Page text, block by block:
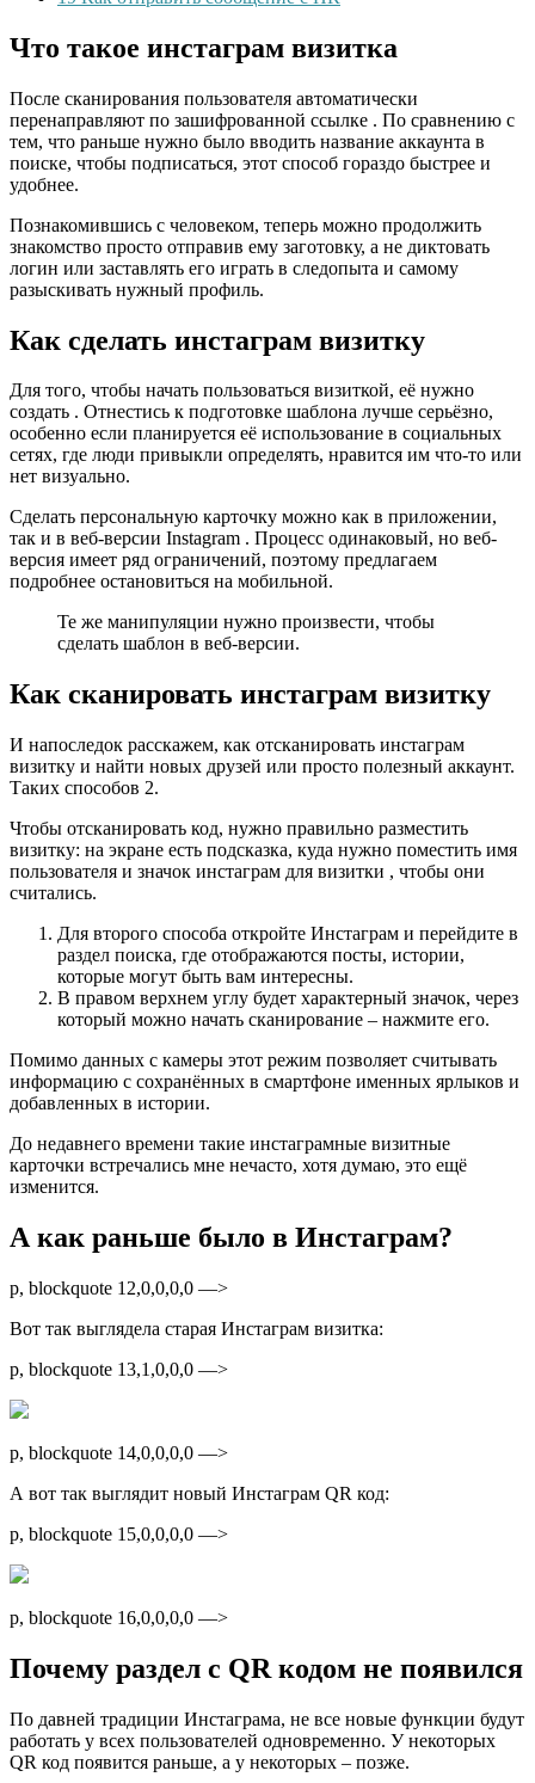
Что такое инстаграм визитка
После сканирования пользователя автоматически
перенаправляют по зашифрованной ссылке . По сравнению с
тем, что раньше нужно было вводить название аккаунта в
поиске, чтобы подписаться, этот способ гораздо быстрее и
удобнее.
Познакомившись с человеком, теперь можно продолжить
знакомство просто отправив ему заготовку, а не диктовать
логин или заставлять его играть в следопыта и самому
разыскивать нужный профиль.
Как сделать инстаграм визитку
Для того, чтобы начать пользоваться визиткой, её нужно
создать . Отнестись к подготовке шаблона лучше серьёзно,
особенно если планируется её использование в социальных
сетях, где люди привыкли определять, нравится им что-то или
нет визуально.
Сделать персональную карточку можно как в приложении,
так и в веб-версии Instagram . Процесс одинаковый, но веб-
версия имеет ряд ограничений, поэтому предлагаем
подробнее остановиться на мобильной.
Те же манипуляции нужно произвести, чтобы
сделать шаблон в веб-версии.
Как сканировать инстаграм визитку
И напоследок расскажем, как отсканировать инстаграм
визитку и найти новых друзей или просто полезный аккаунт.
Таких способов 2.
Чтобы отсканировать код, нужно правильно разместить
визитку: на экране есть подсказка, куда нужно поместить имя
пользователя и значок инстаграм для визитки , чтобы они
считались.
Для второго способа откройте Инстаграм и перейдите в
раздел поиска, где отображаются посты, истории,
которые могут быть вам интересны.
В правом верхнем углу будет характерный значок, через
который можно начать сканирование – нажмите его.
Помимо данных с камеры этот режим позволяет считывать
информацию с сохранённых в смартфоне именных ярлыков и
добавленных в истории.
До недавнего времени такие инстаграмные визитные
карточки встречались мне нечасто, хотя думаю, это ещё
изменится.
А как раньше было в Инстаграм?
p, blockquote 12,0,0,0,0 —>
Вот так выглядела старая Инстаграм визитка:
p, blockquote 13,1,0,0,0 —>
p, blockquote 14,0,0,0,0 —>
А вот так выглядит новый Инстаграм QR код:
p, blockquote 15,0,0,0,0 —>
p, blockquote 16,0,0,0,0 —>
Почему раздел с QR кодом не появился
По давней традиции Инстаграма, не все новые функции будут
работать у всех пользователей одновременно. У некоторых
QR код появится раньше, а у некоторых – позже.